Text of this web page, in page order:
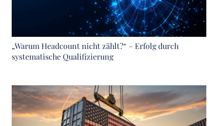
„Warum Headcount nicht zählt?“ – Erfolg durch
systematische Qualifizierung